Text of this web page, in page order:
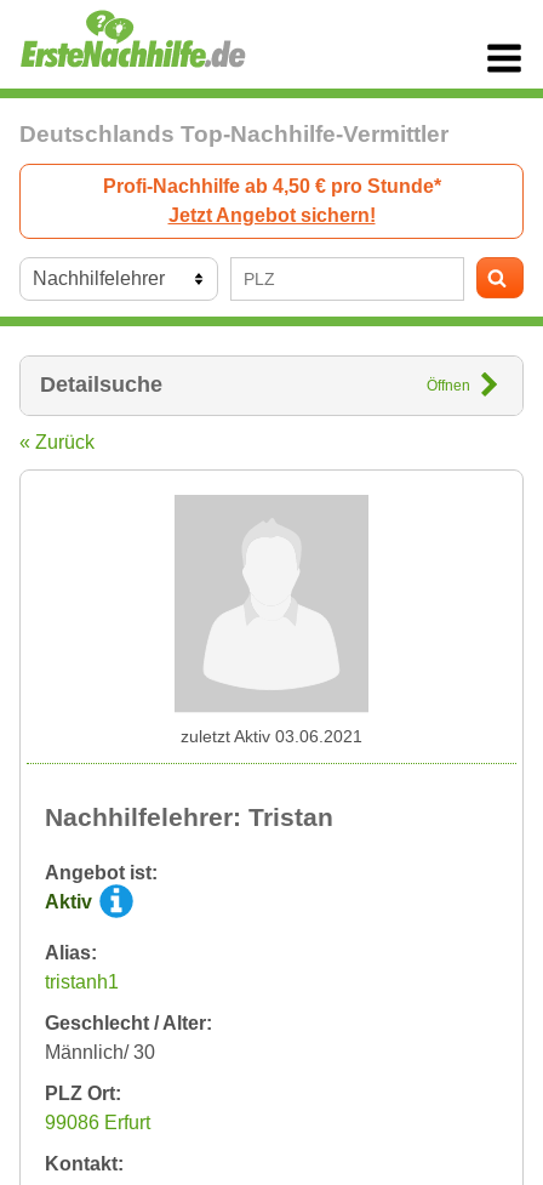
Deutschlands Top-Nachhilfe-Vermittler
Profi-Nachhilfe ab 4,50 € pro Stunde*
Jetzt Angebot sichern!
Detailsuche Öffnen
« Zurück
Nachhilfelehrer: Tristan
Angebot ist:
Aktiv
Alias:
tristanh1
Geschlecht / Alter:
Männlich/ 30
PLZ Ort:
99086 Erfurt
Kontakt:
zuletzt Aktiv 03.06.2021